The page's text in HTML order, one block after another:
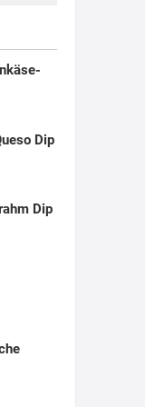
Dip
Dip